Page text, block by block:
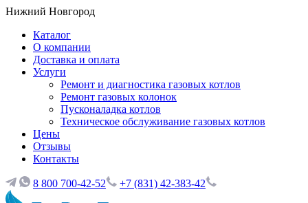
Нижний Новгород
Каталог
О компании
Доставка и оплата
Услуги
Ремонт и диагностика газовых котлов
Ремонт газовых колонок
Пусконаладка котлов
Техническое обслуживание газовых котлов
Цены
Отзывы
Контакты
8 800 700-42-52 +7 (831) 42-383-42